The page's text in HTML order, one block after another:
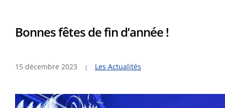
Bonnes fêtes de fin d’année !
15 décembre 2023 Les Actualités